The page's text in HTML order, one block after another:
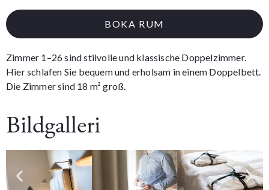
BOKA RUM
Zimmer 1–26 sind stilvolle und klassische Doppelzimmer.
Hier schlafen Sie bequem und erholsam in einem Doppelbett.
Die Zimmer sind 18 m² groß.
Bildgalleri